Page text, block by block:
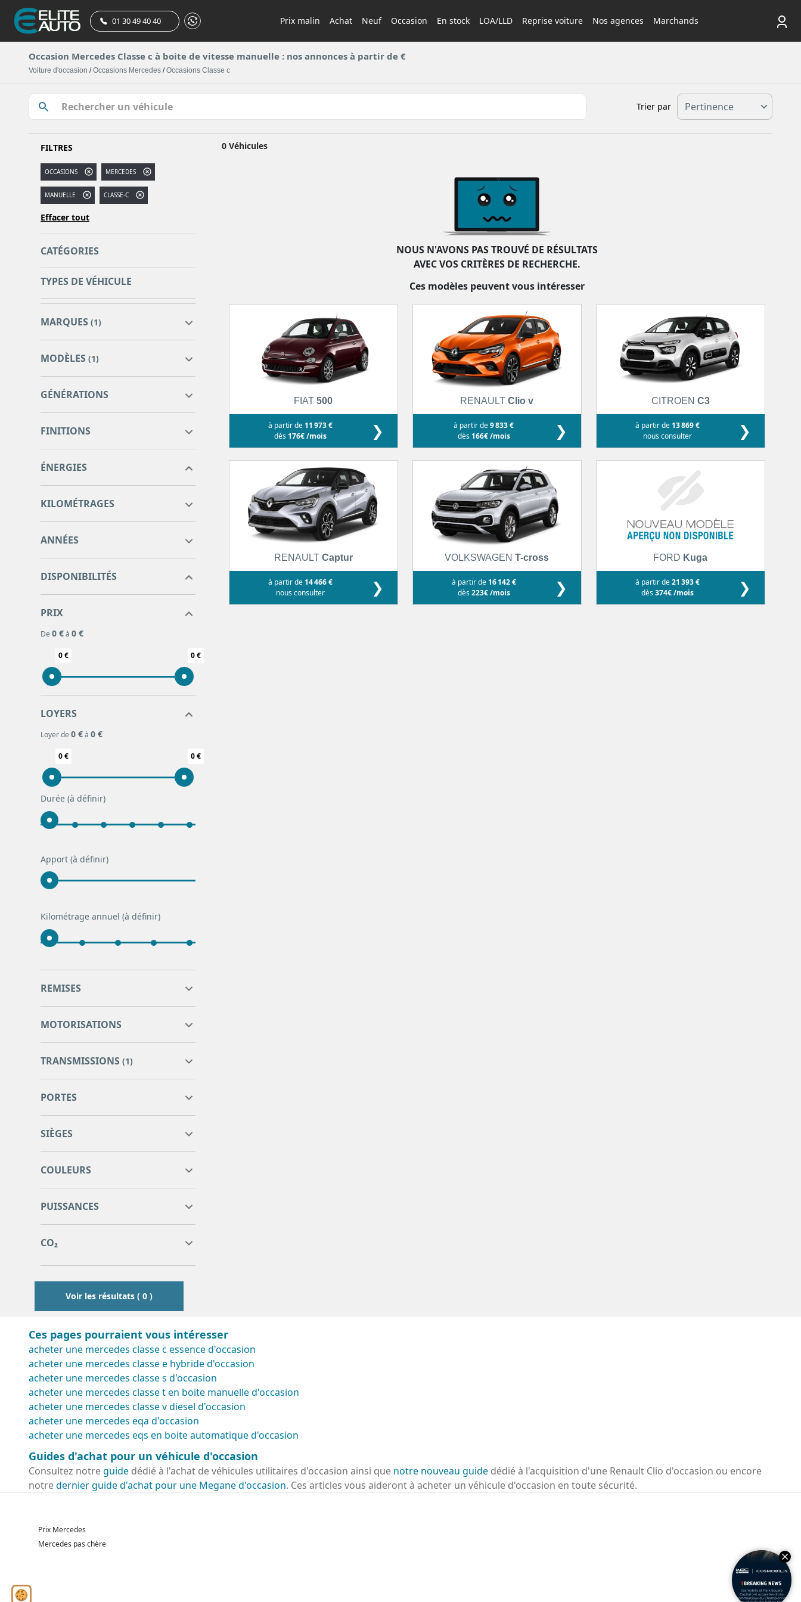
01 30 49 40 40 Prix malin Achat Neuf Occasion En stock LOA/LLD Reprise voiture Nos agences Marchands
Occasion Mercedes Classe c à boite de vitesse manuelle : nos annonces à partir de €
Voiture d'occasion /Occasions Mercedes /Occasions Classe c
Trier par
FILTRES
OCCASIONS MERCEDES
MANUELLE CLASSE-C
Effacer tout
CATÉGORIES
TYPES DE VÉHICULE
MARQUES (1)
MODÈLES (1)
GÉNÉRATIONS
FINITIONS
ÉNERGIES
KILOMÉTRAGES
ANNÉES
DISPONIBILITÉS
PRIX
De 0 €à 0 €
0 € 0 €
LOYERS
Loyer de 0 €à 0 €
0 € 0 €
Durée (à définir)
Apport (à définir)
Kilométrage annuel (à définir)
REMISES
MOTORISATIONS
TRANSMISSIONS (1)
PORTES
SIÈGES
COULEURS
PUISSANCES
CO₂
Voir les résultats ( 0 )
0 Véhicules
NOUS N'AVONS PAS TROUVÉ DE RÉSULTATS
AVEC VOS CRITÈRES DE RECHERCHE.
Ces modèles peuvent vous intéresser
FIAT500
à partir de 11 973 €
dès 176€ /mois ❯
RENAULTClio v
à partir de9 833 €
dès 166€ /mois ❯
CITROEN C3
à partir de 13 869 €
nous consulter
❯
RENAULT Captur
à partir de 14 466 €
nous consulter
❯
VOLKSWAGENT-cross
à partir de 16 142 €
dès223€ /mois ❯
FORD Kuga
à partir de21 393 €
dès374€ /mois ❯
Ces pages pourraient vous intéresser
acheter une mercedes classe c essence d'occasion
acheter une mercedes classe e hybride d'occasion
acheter une mercedes classe s d'occasion
acheter une mercedes classe t en boite manuelle d'occasion
acheter une mercedes classe v diesel d'occasion
acheter une mercedes eqa d'occasion
acheter une mercedes eqs en boite automatique d'occasion
Guides d'achat pour un véhicule d'occasion
Consultez notreguide dédié à l'achat de véhicules utilitaires d'occasion ainsi que notre nouveau guide dédié à l'acquisition d'une Renault Clio d'occasion ou encore
notredernier guide d'achat pour une Megane d'occasion. Ces articles vous aideront à acheter un véhicule d'occasion en toute sécurité.
Prix Mercedes
Mercedes pas chère